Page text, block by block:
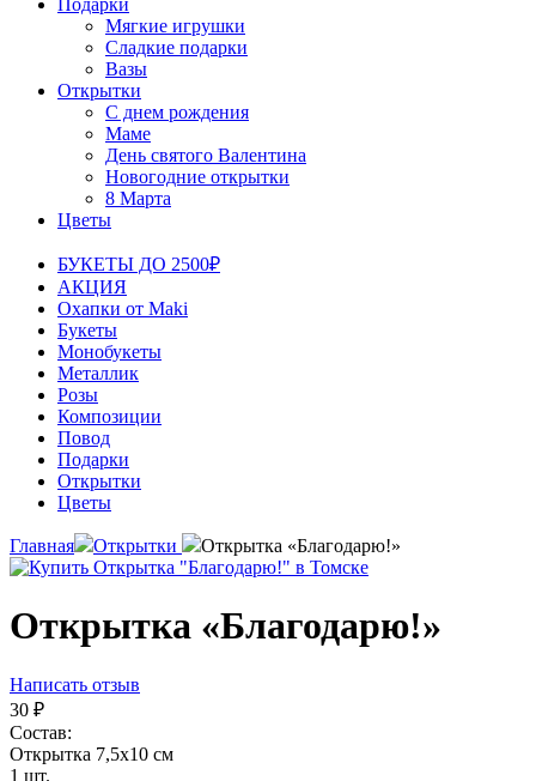
Подарки
Мягкие игрушки
Сладкие подарки
Вазы
Открытки
С днем рождения
Маме
День святого Валентина
Новогодние открытки
8 Марта
Цветы
БУКЕТЫ ДО 2500₽
АКЦИЯ
Охапки от Maki
Букеты
Монобукеты
Металлик
Розы
Композиции
Повод
Подарки
Открытки
Цветы
Главная Открытки Открытка «Благодарю!»
Открытка «Благодарю!»
Написать отзыв
30 ₽
Состав:
Открытка 7,5х10 см
1 шт.